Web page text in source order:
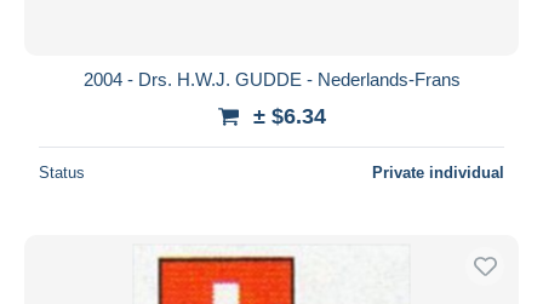
2004 - Drs. H.W.J. GUDDE - Nederlands-Frans
± $6.34
Status Private individual